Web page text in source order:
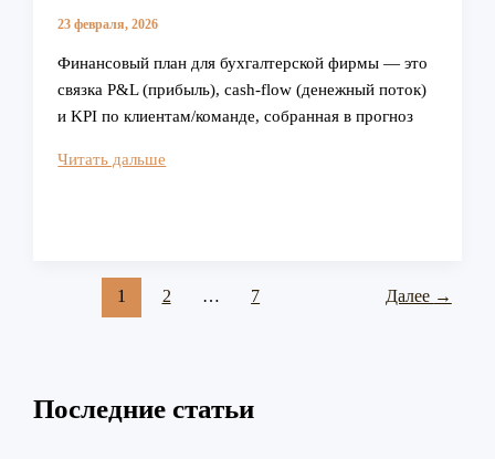
23 февраля, 2026
Финансовый план для бухгалтерской фирмы — это
связка P&L (прибыль), cash-flow (денежный поток)
и KPI по клиентам/команде, собранная в прогноз
Как
успешного
бухгалтерского
Читать дальше
1 2 … 7 Далее →
Последние статьи